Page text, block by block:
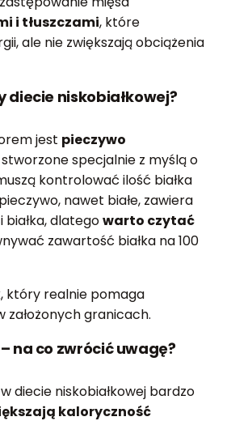
i tłuszczami, które
ale nie zwiększają obciążenia
diecie niskobiałkowej?
jest pieczywo
stworzone specjalnie z myślą o
kontrolować ilość białka
nawet białe, zawiera
białka, dlategowarto czytać
zawartość białka na 100
który realnie pomaga
granicach.
– na co zwrócić uwagę?
w diecie niskobiałkowej bardzo
kaloryczność